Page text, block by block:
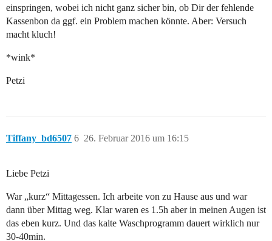
einspringen, wobei ich nicht ganz sicher bin, ob Dir der fehlende
Kassenbon da ggf. ein Problem machen könnte. Aber: Versuch
macht kluch!
*wink*
Petzi
Tiffany_bd6507 26. Februar 2016 um 16:15
6
Liebe Petzi
War „kurz“ Mittagessen. Ich arbeite von zu Hause aus und war
dann über Mittag weg. Klar waren es 1.5h aber in meinen Augen ist
das eben kurz. Und das kalte Waschprogramm dauert wirklich nur
30-40min.